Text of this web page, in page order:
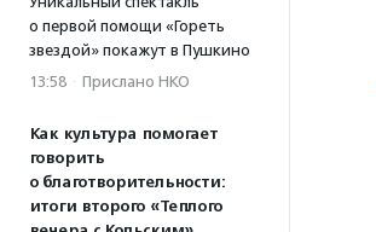
о первой помощи «Гореть
звездой» покажут в Пушкино
13:58 · Прислано НКО
Как культура помогает
говорить
о благотворительности:
итоги второго «Теплого